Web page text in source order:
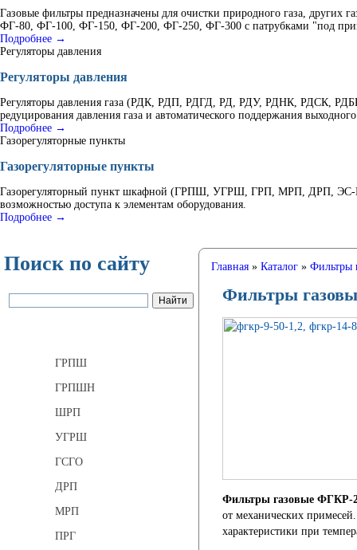
Газовые фильтры предназначены для очистки природного газа, других
ФГ-80, ФГ-100, ФГ-150, ФГ-200, ФГ-250, ФГ-300 с патрубками "под
Подробнее →
Регуляторы давления
Регуляторы давления
Регуляторы давления газа (РДК, РДП, РДГД, РД, РДУ, РДНК, РДСК,
редуцирования давления газа и автоматического поддержания
Подробнее →
Газорегуляторные пункты
Газорегуляторные пункты
Газорегуляторный пункт шкафной (ГРПШ, УГРШ, ГРП, МРП, ДРП, ЭС-
возможностью доступа к элементам оборудования.
Подробнее →
Поиск по сайту
ГРПШ
ГРПШН
ШРП
УГРШ
ГСГО
ДРП
МРП
ПРГ
Главная» Каталог» Фильтры
Фильтры
Фильтры газовые ФГКР-
от механических
характеристики при